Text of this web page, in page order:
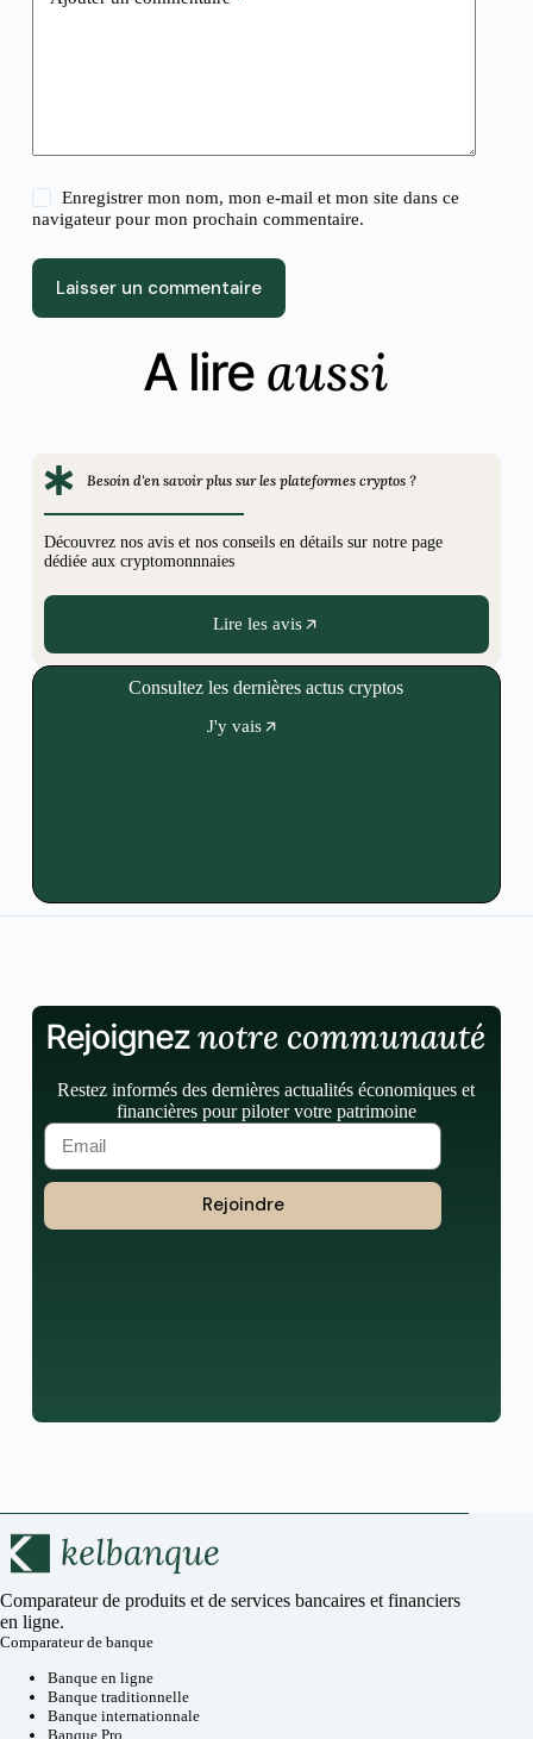
Enregistrer mon nom, mon e-mail et mon site dans ce
navigateur pour mon prochain commentaire.
Laisser un commentaire
A lire aussi
Besoin d'en savoir plus sur les plateformes cryptos ?
Découvrez nos avis et nos conseils en détails sur notre page
dédiée aux cryptomonnnaies
Lire les avis
Consultez les dernières actus cryptos
J'y vais
Rejoigneznotre communauté
Restez informés des dernières actualités économiques et
financières pour piloter votre patrimoine
Rejoindre
Comparateur de produits et de services bancaires et financiers
en ligne.
Comparateur de banque
Banque en ligne
Banque traditionnelle
Banque internationnale
Banque Pro